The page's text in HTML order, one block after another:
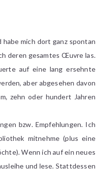
mich dort ganz spontan
deren gesamtes Œuvre las.
auf eine lang ersehnte
aber abgesehen davon
zehn oder hundert Jahren
bzw. Empfehlungen. Ich
mitnehme (plus eine
Wenn ich auf ein neues
und lese. Stattdessen